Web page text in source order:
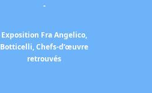
-
Exposition Fra Angelico,
Botticelli, Chefs-d’œuvre
retrouvés